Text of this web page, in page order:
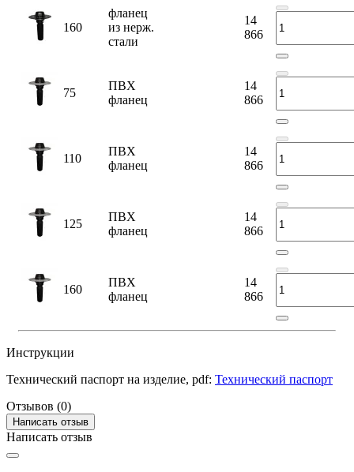
160
фланец
из нерж.
стали
14
866
75
ПВХ
фланец
14
866
110
ПВХ
фланец
14
866
125
ПВХ
фланец
14
866
160
ПВХ
фланец
14
866
Инструкции
Технический паспорт на изделие, pdf: Технический паспорт
Отзывов (0)
Написать отзыв
Написать отзыв